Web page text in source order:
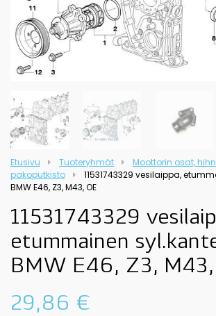
Etusivu Tuoteryhmät
Moottorin osat,
pakoputkisto
11531743329 vesilaippa,
BMW E46, Z3, M43, OE
11531743329
etummainen
BMW E46, Z3, M43,
29,86 €